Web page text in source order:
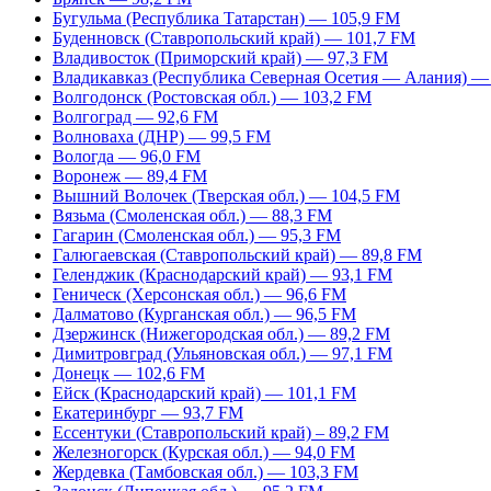
Бугульма (Республика Татарстан) — 105,9 FM
Буденновск (Ставропольский край) — 101,7 FM
Владивосток (Приморский край) — 97,3 FM
Владикавказ (Республика Северная Осетия — Алания)
Волгодонск (Ростовская обл.) — 103,2 FM
Волгоград — 92,6 FM
Волноваха (ДНР) — 99,5 FM
Вологда — 96,0 FM
Воронеж — 89,4 FM
Вышний Волочек (Тверская обл.) — 104,5 FM
Вязьма (Смоленская обл.) — 88,3 FM
Гагарин (Смоленская обл.) — 95,3 FM
Галюгаевская (Ставропольский край) — 89,8 FM
Геленджик (Краснодарский край) — 93,1 FM
Геническ (Херсонская обл.) — 96,6 FM
Далматово (Курганская обл.) — 96,5 FM
Дзержинск (Нижегородская обл.) — 89,2 FM
Димитровград (Ульяновская обл.) — 97,1 FM
Донецк — 102,6 FM
Ейск (Краснодарский край) — 101,1 FM
Екатеринбург — 93,7 FM
Ессентуки (Ставропольский край) – 89,2 FM
Железногорск (Курская обл.) — 94,0 FM
Жердевка (Тамбовская обл.) — 103,3 FM